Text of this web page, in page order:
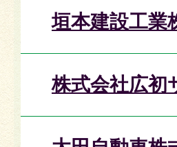
垣本建設工業
株式会社広初